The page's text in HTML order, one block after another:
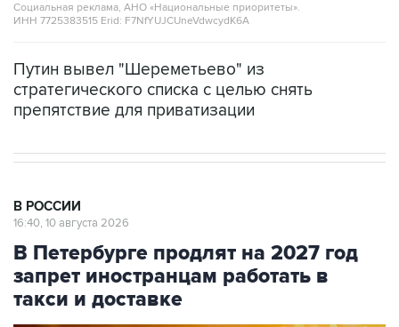
Социальная реклама, АНО «Национальные приоритеты».
ИНН 7725383515 Erid: F7NfYUJCUneVdwcydK6A
Путин вывел "Шереметьево" из
стратегического списка с целью снять
препятствие для приватизации
В РОССИИ
16:40, 10 августа 2026
В Петербурге продлят на 2027 год
запрет иностранцам работать в
такси и доставке